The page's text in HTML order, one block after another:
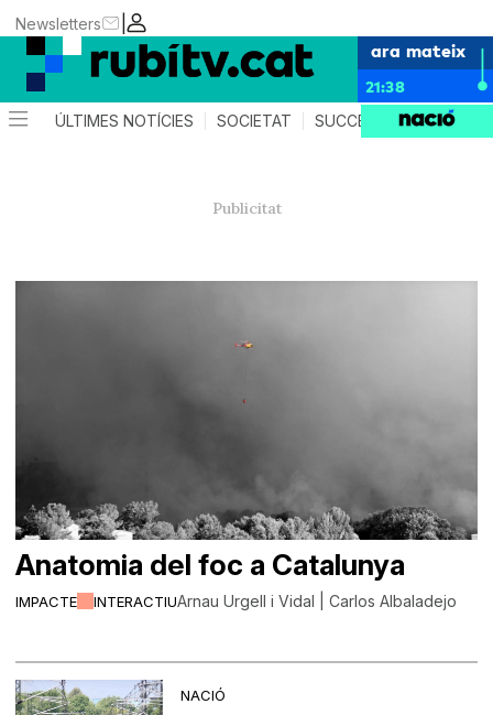
|
Newsletters
ara mateix
21:38
ÚLTIMES NOTÍCIES SOCIETAT SUCCESSOS
IMPACTE INTERACTIU
Anatomia del foc a Catalunya
Arnau Urgell i Vidal | Carlos Albaladejo
NACIÓ